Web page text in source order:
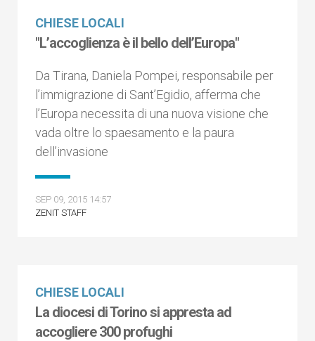
CHIESE LOCALI
"L’accoglienza è il bello dell’Europa"
Da Tirana, Daniela Pompei, responsabile per
l’immigrazione di Sant’Egidio, afferma che
l’Europa necessita di una nuova visione che
vada oltre lo spaesamento e la paura
dell’invasione
SEP 09, 2015 14:57
ZENIT STAFF
CHIESE LOCALI
La diocesi di Torino si appresta ad
accogliere 300 profughi